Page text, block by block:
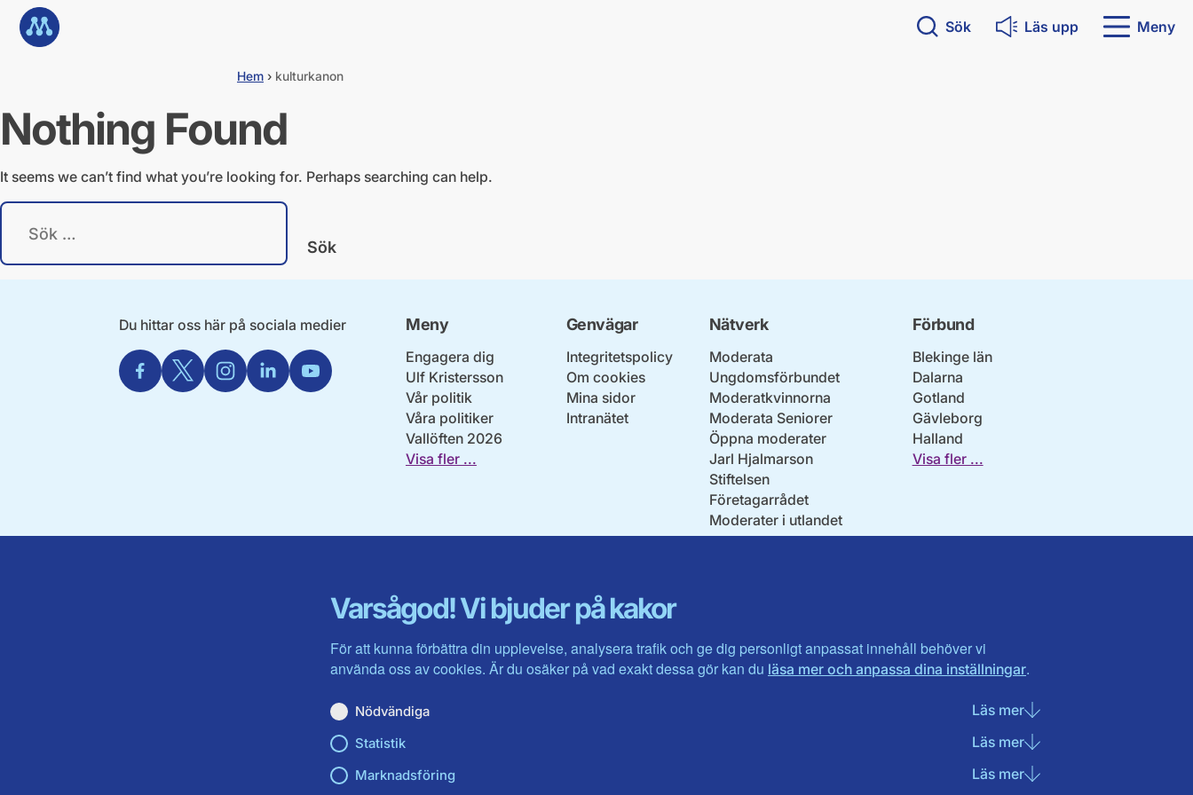
Varsågod! Vi bjuder på kakor
För att kunna förbättra din upplevelse, analysera trafik och ge dig personligt anpassat innehåll behöver vi
använda oss av cookies. Är du osäker på vad exakt dessa gör kan du läsa mer och anpassa dina inställningar.
Nödvändiga Läs merom Nödvändiga cookies
Statistik Läs merom Statistik cookies
Marknadsföring Läs merom Marknadsföring
k
t
i
l
l
n
Sök Läs upp Meny
Hem › kulturkanon
Nothing Found
It seems we can’t find what you’re looking for. Perhaps searching can help.
S
e
Du hittar oss här på sociala medier
Facebook
X InstagramLinkedinYoutube
Meny
Engagera dig
Ulf Kristersson
Vår politik
Våra politiker
Vallöften 2026
Visa fler ...
Genvägar
Integritetspolicy
Om cookies
Mina sidor
Intranätet
Nätverk
Moderata
Ungdomsförbundet
Moderatkvinnorna
Moderata Seniorer
Öppna moderater
Jarl Hjalmarson
Stiftelsen
Företagarrådet
Moderater i utlandet
Förbund
Blekinge län
Dalarna
Gotland
Gävleborg
Halland
Visa fler ...